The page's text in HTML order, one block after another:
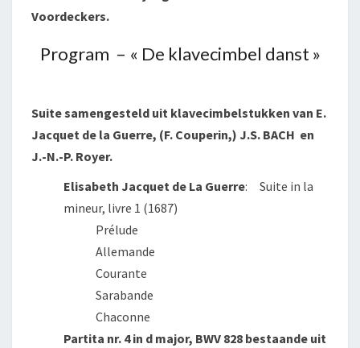
Voordeckers.
Program – « De klavecimbel danst »
Suite samengesteld uit klavecimbelstukken van E.
Jacquet de la Guerre, (F. Couperin,) J.S. BACH en
J.-N.-P. Royer.
Elisabeth Jacquet de La Guerre: Suite in la
mineur, livre 1 (1687)
Prélude
Allemande
Courante
Sarabande
Chaconne
Partita nr. 4 in d major, BWV 828 bestaande uit